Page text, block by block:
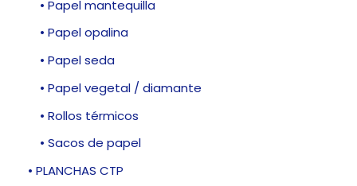
• Papel mantequilla
• Papel opalina
• Papel seda
• Papel vegetal / diamante
• Rollos térmicos
• Sacos de papel
• PLANCHAS CTP